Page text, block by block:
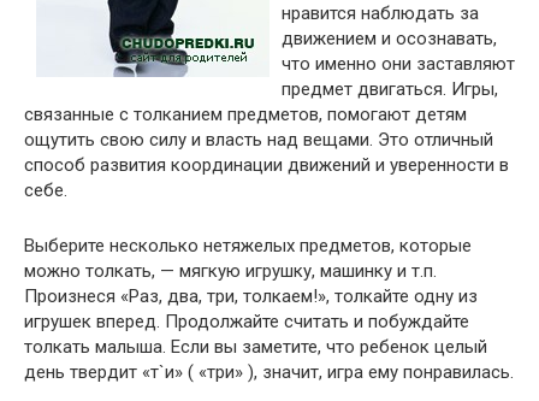
нравится наблюдать за
движением и осознавать,
что именно они заставляют
предмет двигаться. Игры,
связанные с толканием предметов, помогают детям
ощутить свою силу и власть над вещами. Это отличный
способ развития координации движений и уверенности в
себе.
Выберите несколько нетяжелых предметов, которые
можно толкать, — мягкую игрушку, машинку и т.п.
Произнеся «Раз, два, три, толкаем!», толкайте одну из
игрушек вперед. Продолжайте считать и побуждайте
толкать малыша. Если вы заметите, что ребенок целый
день твердит «т`и» ( «три» ), значит, игра ему понравилась.